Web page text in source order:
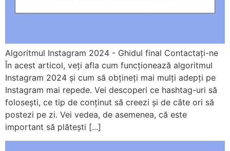
Algoritmul Instagram 2024 - Ghidul final Contactați-ne
În acest articol, veți afla cum funcționează algoritmul
Instagram 2024 și cum să obțineți mai mulți adepți pe
Instagram mai repede. Vei descoperi ce hashtag-uri să
folosești, ce tip de conținut să creezi și de câte ori să
postezi pe zi. Vei vedea, de asemenea, că este
important să plătești [...]